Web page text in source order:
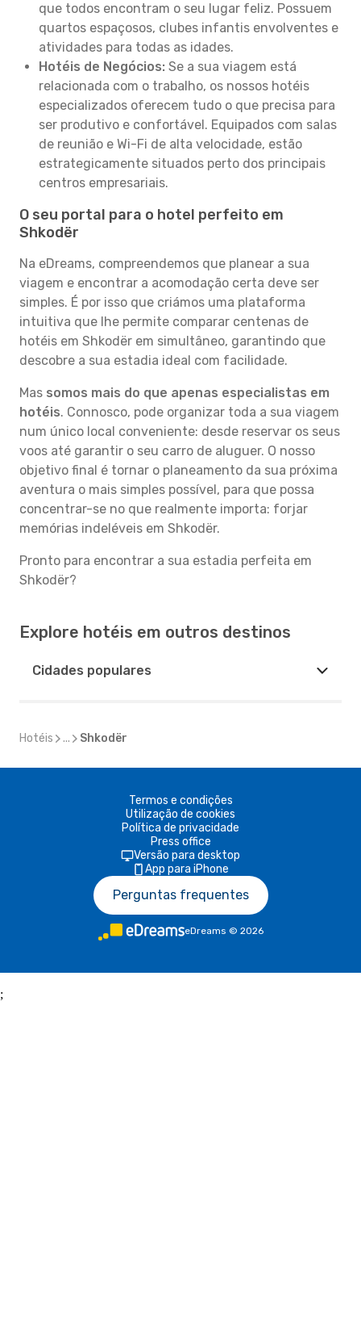
que todos encontram o seu lugar feliz. Possuem
quartos espaçosos, clubes infantis envolventes e
atividades para todas as idades.
Hotéis de Negócios: Se a sua viagem está
relacionada com o trabalho, os nossos hotéis
especializados oferecem tudo o que precisa para
ser produtivo e confortável. Equipados com salas
de reunião e Wi-Fi de alta velocidade, estão
estrategicamente situados perto dos principais
centros empresariais.
O seu portal para o hotel perfeito em
Shkodër
Na eDreams, compreendemos que planear a sua
viagem e encontrar a acomodação certa deve ser
simples. É por isso que criámos uma plataforma
intuitiva que lhe permite comparar centenas de
hotéis em Shkodër em simultâneo, garantindo que
descobre a sua estadia ideal com facilidade.
Mas somos mais do que apenas especialistas em
hotéis. Connosco, pode organizar toda a sua viagem
num único local conveniente: desde reservar os seus
voos até garantir o seu carro de aluguer. O nosso
objetivo final é tornar o planeamento da sua próxima
aventura o mais simples possível, para que possa
concentrar-se no que realmente importa: forjar
memórias indeléveis em Shkodër.
Pronto para encontrar a sua estadia perfeita em
Shkodër?
Explore hotéis em outros destinos
Cidades populares
Hotéis ... Shkodër
Termos e condições
Utilização de cookies
Política de privacidade
Press office
Versão para desktop
App para iPhone
Perguntas frequentes
eDreams © 2026
;